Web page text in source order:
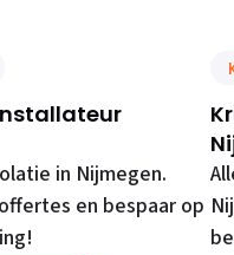
in Nijmegen.
en bespaar op